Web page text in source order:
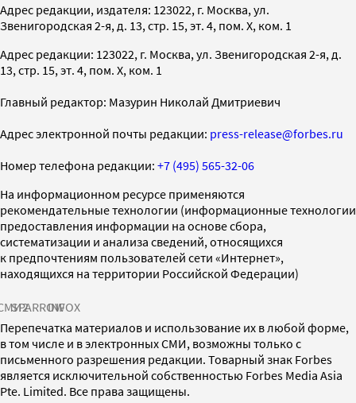
Адрес редакции, издателя: 123022, г. Москва, ул.
Звенигородская 2-я, д. 13, стр. 15, эт. 4, пом. X, ком. 1
Адрес редакции: 123022, г. Москва, ул. Звенигородская 2-я, д.
13, стр. 15, эт. 4, пом. X, ком. 1
Главный редактор: Мазурин Николай Дмитриевич
Адрес электронной почты редакции: press-release@forbes.ru
Номер телефона редакции: +7 (495) 565-32-06
На информационном ресурсе применяются
рекомендательные технологии (информационные технологии
предоставления информации на основе сбора,
систематизации и анализа сведений, относящихся
к предпочтениям пользователей сети «Интернет»,
находящихся на территории Российской Федерации)
SPARROWINFOX
Перепечатка материалов и использование их в любой форме,
в том числе и в электронных СМИ, возможны только с
письменного разрешения редакции. Товарный знак Forbes
является исключительной собственностью Forbes Media Asia
Pte. Limited. Все права защищены.